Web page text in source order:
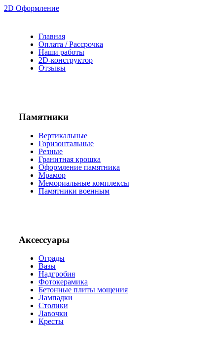
2D Оформление
Главная
Оплата / Рассрочка
Наши работы
2D-конструктор
Отзывы
Памятники
Вертикальные
Горизонтальные
Резные
Гранитная крошка
Оформление памятника
Мрамор
Мемориальные комплексы
Памятники военным
Аксессуары
Ограды
Вазы
Надгробия
Фотокерамика
Бетонные плиты мощения
Лампадки
Столики
Лавочки
Кресты